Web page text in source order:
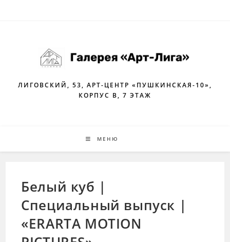
ЛИГОВСКИЙ, 53, АРТ-ЦЕНТР «ПУШКИНСКАЯ-10»,
КОРПУС В, 7 ЭТАЖ
МЕНЮ
Белый куб |
Специальный выпуск |
«ERARTA MOTION